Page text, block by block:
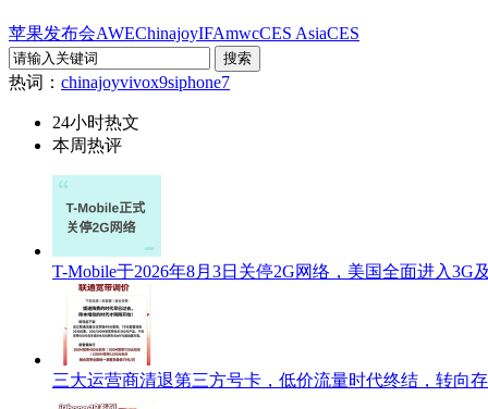
苹果发布会AWEChinajoyIFAmwcCES AsiaCES
热词： chinajoyvivox9siphone7
24小时热文
本周热评
T-Mobile于2026年8月3日关停2G网络，美国全面进入3G
三大运营商清退第三方号卡，低价流量时代终结，转向